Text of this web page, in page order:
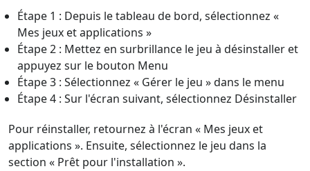
Étape 1 : Depuis le tableau de bord, sélectionnez «
Mes jeux et applications »
Étape 2 : Mettez en surbrillance le jeu à désinstaller et
appuyez sur le bouton Menu
Étape 3 : Sélectionnez « Gérer le jeu » dans le menu
Étape 4 : Sur l'écran suivant, sélectionnez Désinstaller
Pour réinstaller, retournez à l'écran « Mes jeux et
applications ». Ensuite, sélectionnez le jeu dans la
section « Prêt pour l'installation ».